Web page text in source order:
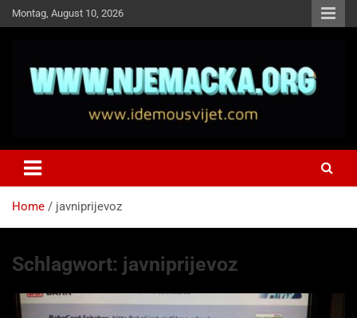
Skip
to
Montag, August 10, 2026
Idemo u Svijet-Njemacka!
Home javniprijevoz
Schlagwort: javniprijevoz